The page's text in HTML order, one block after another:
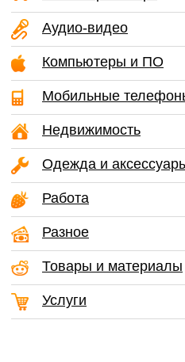
Аудио-видео
Компьютеры и ПО
Мобильные
Недвижимость
Одежда и
Работа
Разное
Товары и материалы
Услуги